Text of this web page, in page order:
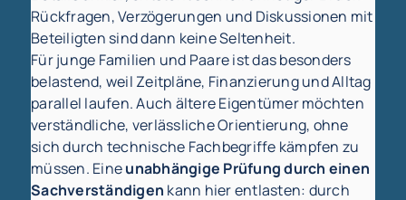
Rückfragen, Verzögerungen und Diskussionen mit
Beteiligten sind dann keine Seltenheit.
Für junge Familien und Paare ist das besonders
belastend, weil Zeitpläne, Finanzierung und Alltag
parallel laufen. Auch ältere Eigentümer möchten
verständliche, verlässliche Orientierung, ohne
sich durch technische Fachbegriffe kämpfen zu
müssen. Eineunabhängige Prüfung durch einen
Sachverständigen kann hier entlasten: durch